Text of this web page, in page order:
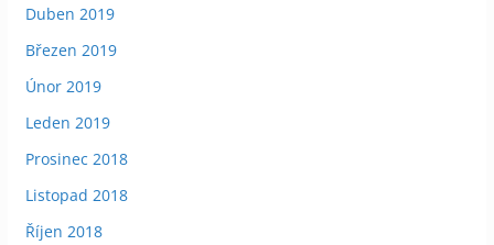
Duben 2019
Březen 2019
Únor 2019
Leden 2019
Prosinec 2018
Listopad 2018
Říjen 2018